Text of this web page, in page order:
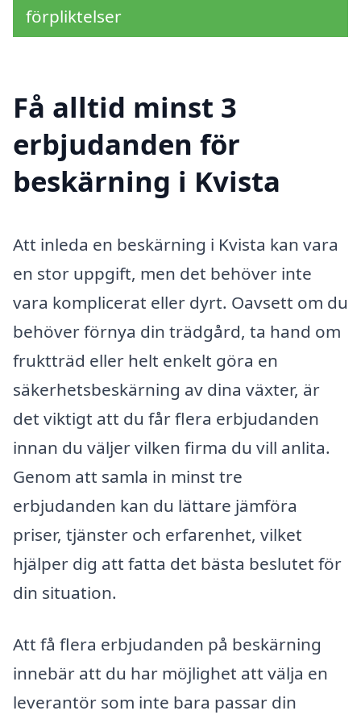
förpliktelser
Få alltid minst 3
erbjudanden för
beskärning i Kvista
Att inleda en beskärning i Kvista kan vara
en stor uppgift, men det behöver inte
vara komplicerat eller dyrt. Oavsett om du
behöver förnya din trädgård, ta hand om
fruktträd eller helt enkelt göra en
säkerhetsbeskärning av dina växter, är
det viktigt att du får flera erbjudanden
innan du väljer vilken firma du vill anlita.
Genom att samla in minst tre
erbjudanden kan du lättare jämföra
priser, tjänster och erfarenhet, vilket
hjälper dig att fatta det bästa beslutet för
din situation.
Att få flera erbjudanden på beskärning
innebär att du har möjlighet att välja en
leverantör som inte bara passar din